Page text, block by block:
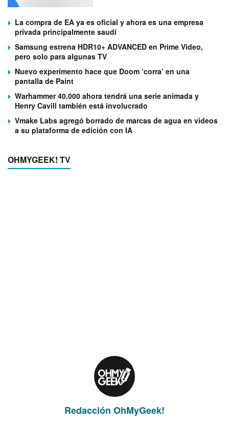
La compra de EA ya es oficial y ahora es una empresa
privada principalmente saudí
Samsung estrena HDR10+ ADVANCED en Prime Video,
pero solo para algunas TV
Nuevo experimento hace que Doom ‘corra’ en una
pantalla de Paint
Warhammer 40.000 ahora tendrá una serie animada y
Henry Cavill también está involucrado
Vmake Labs agregó borrado de marcas de agua en videos
a su plataforma de edición con IA
OHMYGEEK! TV
Redacción OhMyGeek!